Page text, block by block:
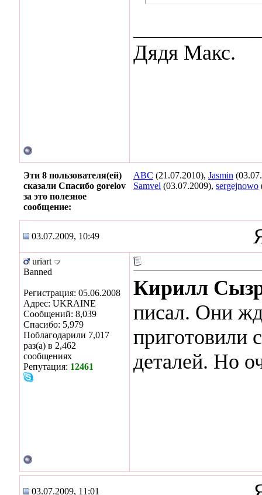
Дядя Макс.
Эти 8 пользователя(ей)
сказали Спасибо gorelov
за это полезное
сообщение:
ABC (21.07.2010), Jasmin
Samvel (03.07.2009), sergejnowo
03.07.2009, 10:49
uriart
Banned
Регистрация: 05.06.2008
Адрес: UKRAINE
Сообщений: 8,039
Спасибо: 5,979
Поблагодарили 7,017
раз(а) в 2,462
сообщениях
Репутация: 12461
Кирилл
писал. Они
приготовили
деталей. Но
03.07.2009, 11:01